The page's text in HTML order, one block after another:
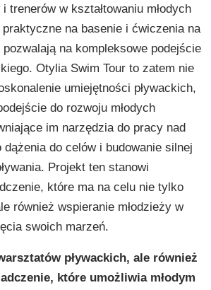
trenerów w kształtowaniu młodych
na basenie i ćwiczenia na
na kompleksowe podejście
Otylia Swim Tour to zatem nie
umiejętności pływackich,
do rozwoju młodych
im narzędzia do pracy nad
do celów i budowanie silnej
Projekt ten stanowi
które ma na celu nie tylko
również wspieranie młodzieży w
swoich marzeń.
pływackich, ale również
które umożliwia młodym